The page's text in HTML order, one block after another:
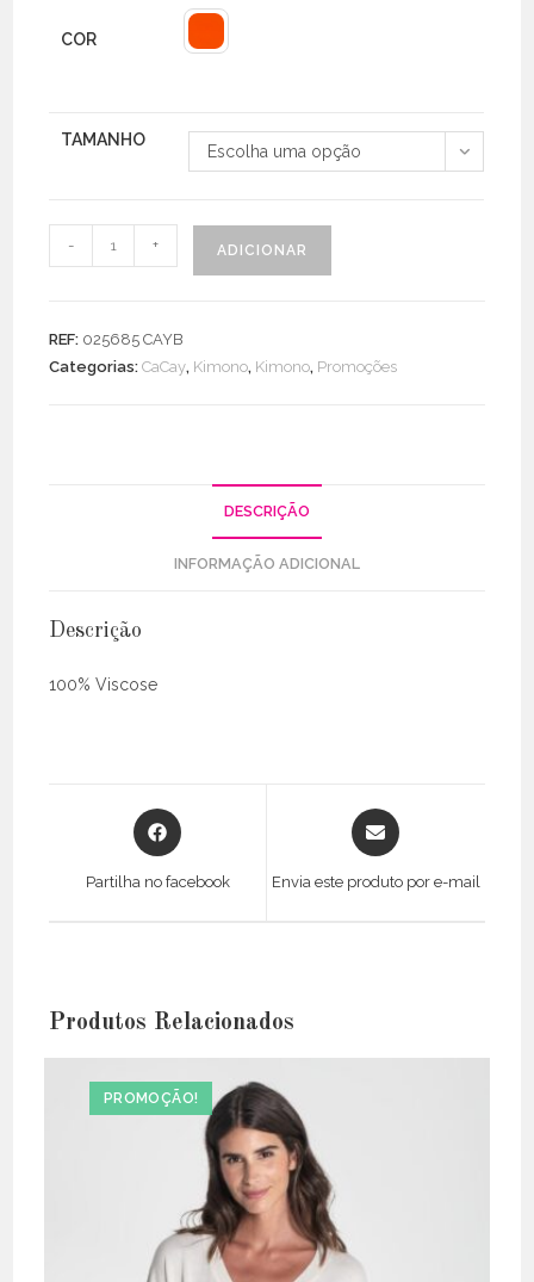
COR
TAMANHO
Escolha uma opção
de
Estampado
- + ADICIONAR
REF: 025685 CAYB
Categorias:CaCay, Kimono, Kimono, Promoções
DESCRIÇÃO
INFORMAÇÃO ADICIONAL
Descrição
100% Viscose
Opens
in
Partilha no facebook
Opens
in
Envia este produto por e-mail
Produtos Relacionados
PROMOÇÃO!